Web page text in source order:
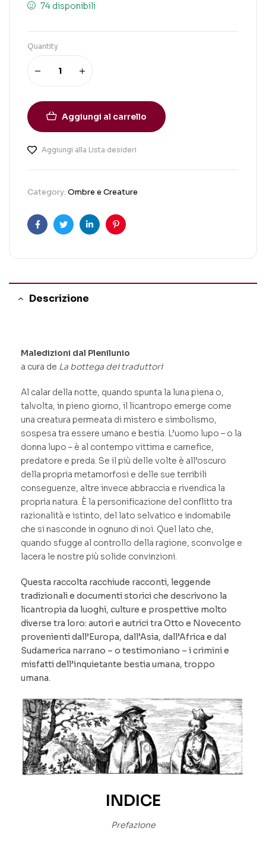
74 disponibili
Quantity
Aggiungi al carrello
Aggiungi alla Lista desideri
Category: Ombre e Creature
FacebookTwitterLinkedinPinterest
Descrizione
Maledizioni dal Plenilunio
a cura de La bottega dei traduttori
Al calar della notte, quando spunta la luna piena o,
talvolta, in pieno giorno, il licantropo emerge come
una creatura permeata di mistero e simbolismo,
sospesa tra essere umano e bestia. L’uomo lupo – o la
donna lupo – è al contempo vittima e carnefice,
predatore e preda. Se il più delle volte è all’oscuro
della propria metamorfosi e delle sue terribili
conseguenze, altre invece abbraccia e rivendica la
propria natura. È la personificazione del conflitto tra
razionalità e istinto, del lato selvatico e indomabile
che si nasconde in ognuno di noi. Quel lato che,
quando sfugge al controllo della ragione, sconvolge e
lacera le nostre più solide convinzioni.
Questa raccolta racchiude racconti, leggende
tradizionali e documenti storici che descrivono la
licantropia da luoghi, culture e prospettive molto
diverse tra loro: autori e autrici tra Otto e Novecento
provenienti dall’Europa, dall’Asia, dall’Africa e dal
Sudamerica narrano – o testimoniano – i crimini e
misfatti dell’inquietante bestia umana, troppo
umana.
INDICE
Prefazione